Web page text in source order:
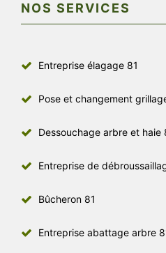
NOS SERVICES
Entreprise élagage 81
Pose et changement
Dessouchage arbre et haie
Entreprise de
Bûcheron 81
Entreprise abattage arbre